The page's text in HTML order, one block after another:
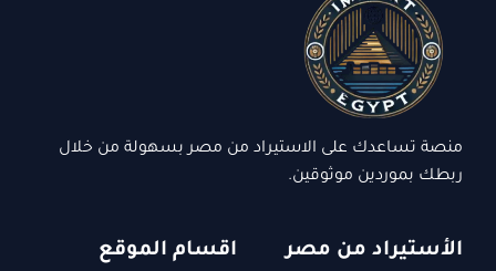
منصة تساعدك على الاستيراد من مصر بسهولة من خلال
ربطك بموردين موثوقين.
الأستيراد من مصر اقسام الموقع